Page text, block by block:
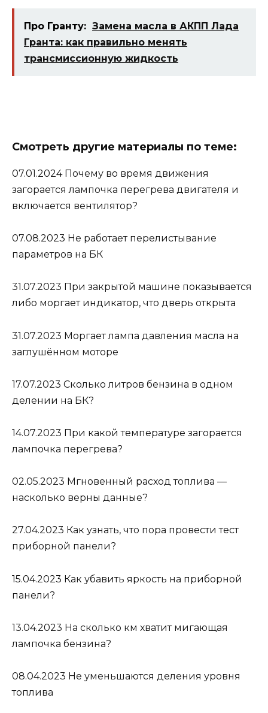
Про Гранту: Замена масла в АКПП Лада
Гранта: как правильно менять
трансмиссионную жидкость
Смотреть другие материалы по теме:
07.01.2024 Почему во время движения
загорается лампочка перегрева двигателя и
включается вентилятор?
07.08.2023 Не работает перелистывание
параметров на БК
31.07.2023 При закрытой машине показывается
либо моргает индикатор, что дверь открыта
31.07.2023 Моргает лампа давления масла на
заглушённом моторе
17.07.2023 Сколько литров бензина в одном
делении на БК?
14.07.2023 При какой температуре загорается
лампочка перегрева?
02.05.2023 Мгновенный расход топлива —
насколько верны данные?
27.04.2023 Как узнать, что пора провести тест
приборной панели?
15.04.2023 Как убавить яркость на приборной
панели?
13.04.2023 На сколько км хватит мигающая
лампочка бензина?
08.04.2023 Не уменьшаются деления уровня
топлива